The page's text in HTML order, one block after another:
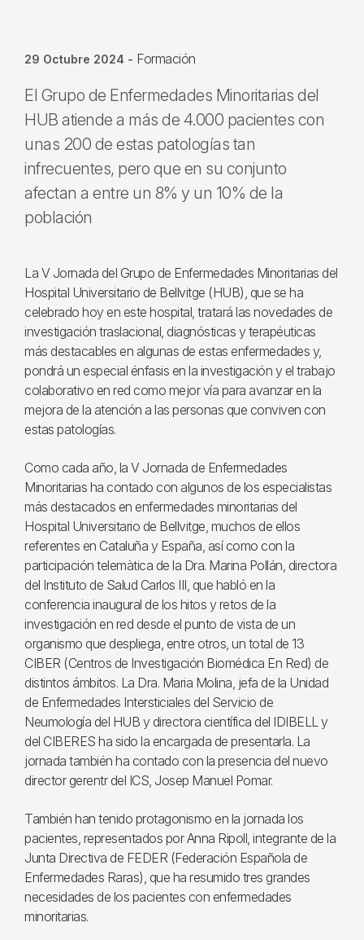
29 Octubre 2024 - Formación
El Grupo de Enfermedades Minoritarias del
HUB atiende a más de 4.000 pacientes con
unas 200 de estas patologías tan
infrecuentes, pero que en su conjunto
afectan a entre un 8% y un 10% de la
población
La V Jornada del Grupo de Enfermedades Minoritarias del
Hospital Universitario de Bellvitge (HUB), que se ha
celebrado hoy en este hospital, tratará las novedades de
investigación traslacional, diagnósticas y terapéuticas
más destacables en algunas de estas enfermedades y,
pondrá un especial énfasis en la investigación y el trabajo
colaborativo en red como mejor vía para avanzar en la
mejora de la atención a las personas que conviven con
estas patologías.
Como cada año, la V Jornada de Enfermedades
Minoritarias ha contado con algunos de los especialistas
más destacados en enfermedades minoritarias del
Hospital Universitario de Bellvitge, muchos de ellos
referentes en Cataluña y España, así como con la
participación telemàtica de la Dra. Marina Pollán, directora
del Instituto de Salud Carlos III, que habló en la
conferencia inaugural de los hitos y retos de la
investigación en red desde el punto de vista de un
organismo que despliega, entre otros, un total de 13
CIBER (Centros de Investigación Biomédica En Red) de
distintos ámbitos. La Dra. Maria Molina, jefa de la Unidad
de Enfermedades Intersticiales del Servicio de
Neumología del HUB y directora científica del IDIBELL y
del CIBERES ha sido la encargada de presentarla. La
jornada también ha contado con la presencia del nuevo
director gerentr del ICS, Josep Manuel Pomar.
También han tenido protagonismo en la jornada los
pacientes, representados por Anna Ripoll, integrante de la
Junta Directiva de FEDER (Federación Española de
Enfermedades Raras), que ha resumido tres grandes
necesidades de los pacientes con enfermedades
minoritarias.